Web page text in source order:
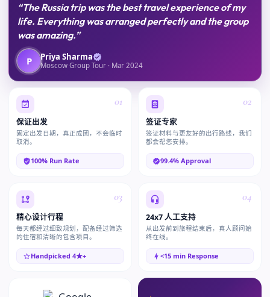
“The Russia trip was the best travel experience of my
life. Everything was arranged perfectly and the group
was amazing.”
P Priya Sharma
Moscow Group Tour · Mar 2024
01
保证出发
固定出发日期，真正成团，不会临时
取消。
100% Run Rate
02
签证专家
签证材料与更友好的出行路线，我们
都会帮您安排。
99.4% Approval
03
精心设计行程
每天都经过细致规划，配备经过筛选
的住宿和清晰的包含项目。
Handpicked 4★+
04
24x7 人工支持
从出发前到旅程结束后，真人顾问始
终在线。
<15 min Response